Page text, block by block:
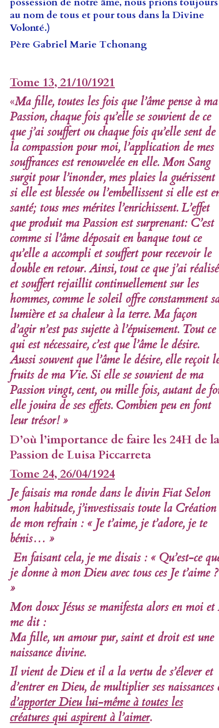
au nom de tous et pour tous dans la Divine
Volonté.)
Père Gabriel Marie Tchonang
Tome 13, 21/10/1921
«Ma fille, toutes les fois que l’âme pense à ma
Passion, chaque fois qu’elle se souvient de ce
que j’ai souffert ou chaque fois qu’elle sent de
la compassion pour moi, l’application de mes
souffrances est renouvelée en elle.Mon Sang
surgit pour l’inonder, mes plaies la guérissent
si elle est blessée ou l’embellissent si elle est
santé; tous mes mérites l’enrichissent. L’effet
que produit ma Passion est surprenant: C’est
comme si l’âme déposait en banque tout ce
qu’elle a accompli et souffert pour recevoir le
double en retour. Ainsi, tout ce que j’ai réalisé
et souffert rejaillit continuellement sur les
hommes, comme le soleil offre constamment
lumière et sa chaleur à la terre. Ma façon
d’agir n’est pas sujette à l’épuisement. Tout ce
qui est nécessaire, c’est que l’âme le désire.
Aussi souvent que l’âme le désire, elle reçoit
fruits de ma Vie. Si elle se souvient de ma
Passion vingt, cent, ou mille fois, autant de
elle jouira de ses effets. Combien peu en font
leur trésor! »
D’où l’importance de faire les 24H de la
Passion de Luisa Piccarreta
Tome 24, 26/04/1924
Je faisais ma ronde dans le divin Fiat Selon
mon habitude, j’investissais toute la Création
de mon refrain : « Je t’aime, je t’adore, je te
bénis… »
En faisant cela, je me disais : « Qu’est-ce
je donne à mon Dieu avec tous ces Je t’aime ?
»
Mon doux Jésus se manifesta alors en moi
me dit :
Ma fille, un amour pur, saint et droit est une
naissance divine.
Il vient de Dieu et il a la vertu de s’élever et
d’entrer en Dieu, de multiplierses naissances
d’apporter Dieu lui-même à toutes les
créatures qui aspirent à l’aimer.